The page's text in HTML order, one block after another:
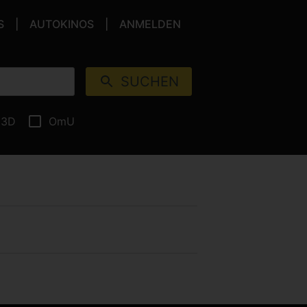
AUTOKINOS ANMELDEN
SUCHEN
3D OmU